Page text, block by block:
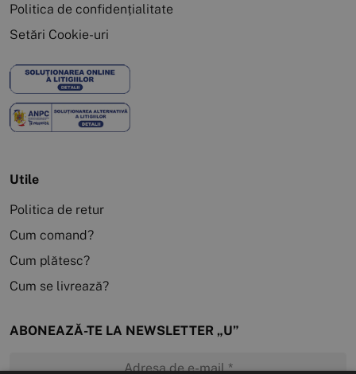
Politica de confidențialitate
Setări Cookie-uri
Utile
Politica de retur
Cum comand?
Cum plătesc?
Cum se livrează?
ABONEAZĂ-TE LA NEWSLETTER „U”